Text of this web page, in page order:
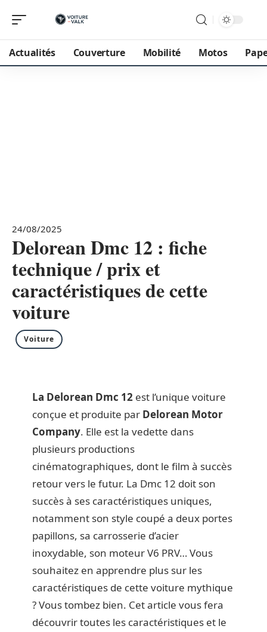
Actualités Couverture Mobilité Motos
24/08/2025
Delorean Dmc 12 : fiche
technique / prix et
caractéristiques de cette
voiture
Voiture
La Delorean Dmc 12 est l’unique voiture
conçue et produite par Delorean Motor
Company. Elle est la vedette dans
plusieurs productions
cinématographiques, dont le film à succès
retour vers le futur. La Dmc 12 doit son
succès à ses caractéristiques uniques,
notamment son style coupé a deux portes
papillons, sa carrosserie d’acier
inoxydable, son moteur V6 PRV… Vous
souhaitez en apprendre plus sur les
caractéristiques de cette voiture mythique
? Vous tombez bien. Cet article vous fera
découvrir toutes les caractéristiques et le